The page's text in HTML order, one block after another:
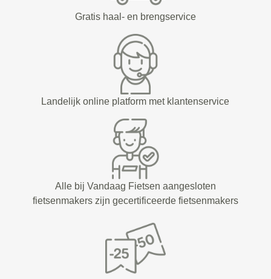
Gratis haal- en brengservice
Landelijk online platform met klantenservice
Alle bij Vandaag Fietsen aangesloten
fietsenmakers zijn gecertificeerde fietsenmakers